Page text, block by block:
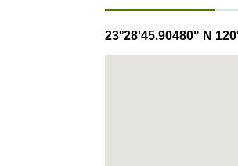
23°28'45.90480" N